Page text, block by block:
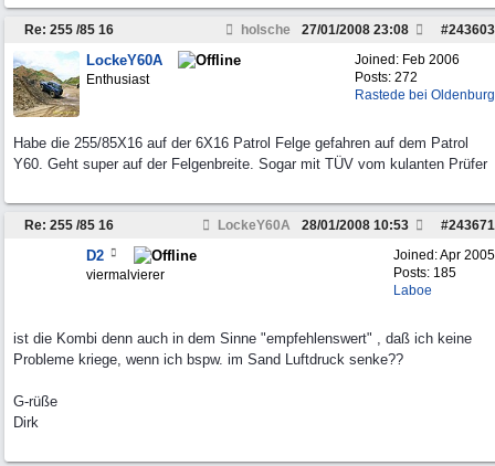
Re: 255 /85 16 holsche #243603
27/01/2008 23:08
Joined: Feb 2006
Posts: 272
Rastede bei Oldenburg
LockeY60A
Enthusiast
Habe die 255/85X16 auf der 6X16 Patrol Felge gefahren auf dem Patrol
Y60. Geht super auf der Felgenbreite. Sogar mit TÜV vom kulanten Prüfer
Re: 255 /85 16 LockeY60A #243671
28/01/2008 10:53
Joined:Apr 2005
Posts: 185
Laboe
D2
viermalvierer
ist die Kombi denn auch in dem Sinne "empfehlenswert" , daß ich keine
Probleme kriege, wenn ich bspw. im Sand Luftdruck senke??
G-rüße
Dirk